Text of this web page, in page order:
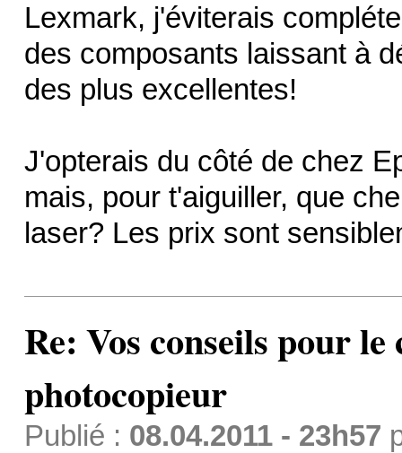
Lexmark, j'éviterais
des composants laissant à
des plus excellentes!
J'opterais du côté de chez
mais, pour t'aiguiller, que
laser? Les prix sont
Re: Vos conseils pour
photocopieur
Publié : 08.04.2011 - 23h57